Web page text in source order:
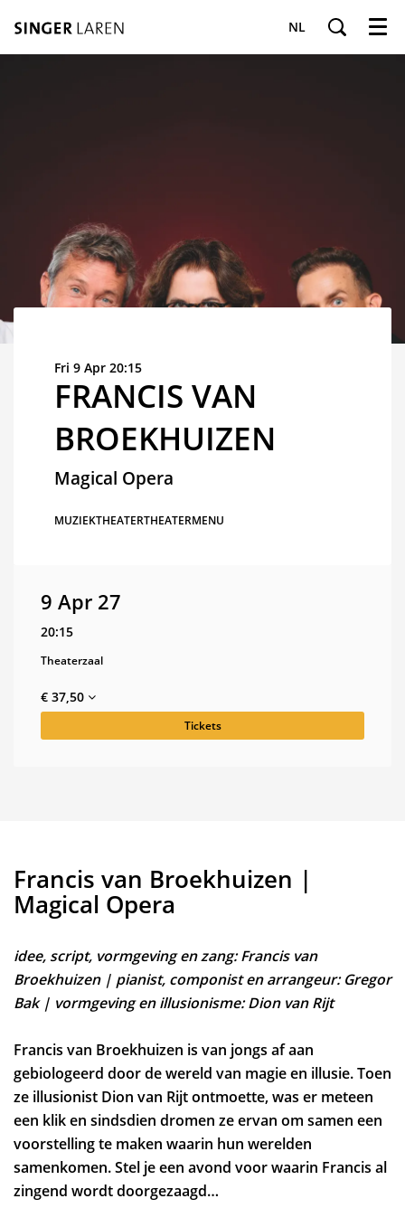
NL Menu
FRANCIS VAN
BROEKHUIZEN
Magical Opera
Fri 9 Apr 20:15
MUZIEKTHEATERTHEATERMENU
9 Apr 27
20:15
Theaterzaal
€ 37,50
Tickets
Francis van Broekhuizen |
Magical Opera
idee, script, vormgeving en zang: Francis van
Broekhuizen | pianist, componist en arrangeur: Gregor
Bak | vormgeving en illusionisme: Dion van Rijt
Francis van Broekhuizen is van jongs af aan
gebiologeerd door de wereld van magie en illusie. Toen
ze illusionist Dion van Rijt ontmoette, was er meteen
een klik en sindsdien dromen ze ervan om samen een
voorstelling te maken waarin hun werelden
samenkomen. Stel je een avond voor waarin Francis al
zingend wordt doorgezaagd…